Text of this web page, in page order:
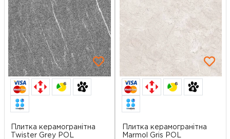
6
Плитка керамогранітна
Twister Grey POL
6
Плитка керамогранітна
Marmol Gris POL